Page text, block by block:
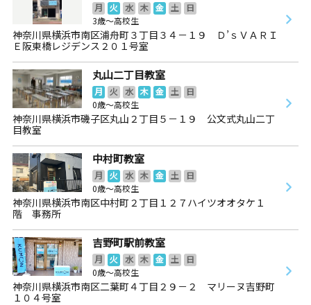
月 火 水 木 金 土
日
3歳～高校生
神奈川県横浜市南区浦舟町３丁目３４－１９ Ｄ’ｓＶＡＲＩ
Ｅ阪東橋レジデンス２０１号室
丸山二丁目教室
月 火 水 木 金 土
日
0歳～高校生
神奈川県横浜市磯子区丸山２丁目５－１９ 公文式丸山二丁
目教室
中村町教室
月 火 水 木 金 土
日
0歳～高校生
神奈川県横浜市南区中村町２丁目１２７ハイツオオタケ１
階 事務所
吉野町駅前教室
月 火 水 木 金 土
日
0歳～高校生
神奈川県横浜市南区二葉町４丁目２９－２ マリーヌ吉野町
１０４号室